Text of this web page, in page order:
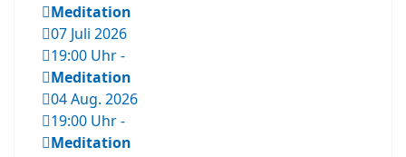
Meditation
07 Juli 2026
19:00 Uhr-
Meditation
04 Aug. 2026
19:00 Uhr-
Meditation